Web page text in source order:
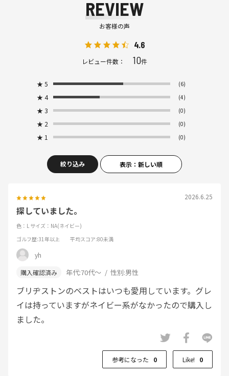
REVIEW
お客様の声
4.6
レビュー件数： 10件
★ 5 (6)
★ 4 (4)
★ 3 (0)
★ 2 (0)
★ 1 (0)
絞り込み 表示：新しい順
2026.6.25
探していました。
色：L サイズ：NA(ネイビー)
ゴルフ歴:31年以上 平均スコア:80未満
yh
年代:70代～ 性別:男性
ブリヂストンのベストはいつも愛用しています。グレ
イは持っていますがネイビー系がなかったので購入し
ました。
参考になった 0 Like! 0